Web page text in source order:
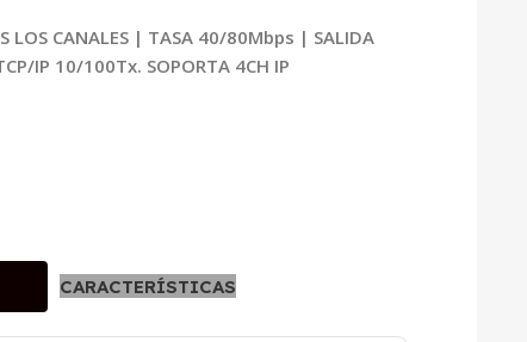
LOS CANALES | TASA 40/80Mbps | SALIDA
IP 10/100Tx. SOPORTA 4CH IP
CARACTERÍSTICAS